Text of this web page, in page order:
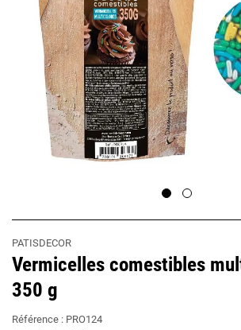
PATISDECOR
Vermicelles comestibles
350 g
Référence : PRO124